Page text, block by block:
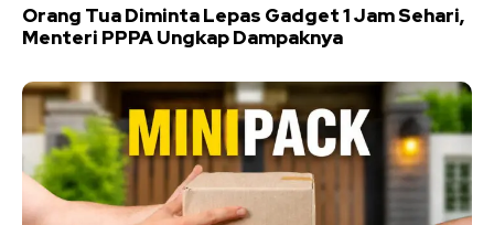
Orang Tua Diminta Lepas Gadget 1 Jam Sehari,
Menteri PPPA Ungkap Dampaknya